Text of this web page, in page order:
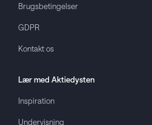
Brugsbetingelser
GDPR
Kontakt os
Lær med Aktiedysten
Inspiration
Undervisning